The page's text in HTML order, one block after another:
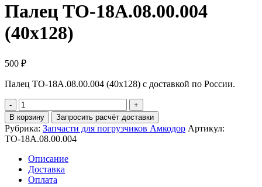
Палец ТО-18А.08.00.004
(40х128)
500 ₽
Палец ТО-18А.08.00.004 (40х128) с доставкой по России.
Количество
Палец
ТО-18А.08.00.004
(40х128)
В корзину Запросить расчёт доставки
Рубрика: Запчасти для погрузчиков Амкодор Артикул:
ТО-18А.08.00.004
Описание
Доставка
Оплата